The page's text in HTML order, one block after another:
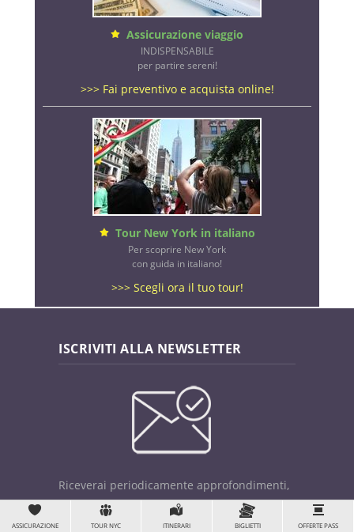
Assicurazione viaggio
INDISPENSABILE
per partire sereni!
>>> Fai preventivo e acquista online!
Tour New York in italiano
Per scoprire New York
con guida in italiano!
>>> Scegli ora il tuo tour!
ISCRIVITI ALLA NEWSLETTER
Riceverai periodicamente approfondimenti,
consigli e offerte sulle vacanze a New York!
ASSICURAZIONE TOUR NYC ITINERARI BIGLIETTI OFFERTE PASS